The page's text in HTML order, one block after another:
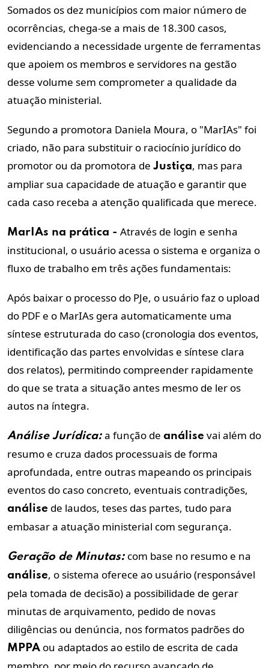
Somados os dez municípios com maior número de
ocorrências, chega-se a mais de 18.300 casos,
evidenciando a necessidade urgente de ferramentas
que apoiem os membros e servidores na gestão
desse volume sem comprometer a qualidade da
atuação ministerial.
Segundo a promotora Daniela Moura, o "MarIAs" foi
criado, não para substituir o raciocínio jurídico do
promotor ou da promotora de Justiça, mas para
ampliar sua capacidade de atuação e garantir que
cada caso receba a atenção qualificada que merece.
MarIAs na prática - Através de login e senha
institucional, o usuário acessa o sistema e organiza o
fluxo de trabalho em três ações fundamentais:
Após baixar o processo do PJe, o usuário faz o upload
do PDF e o MarIAs gera automaticamente uma
síntese estruturada do caso (cronologia dos eventos,
identificação das partes envolvidas e síntese clara
dos relatos), permitindo compreender rapidamente
do que se trata a situação antes mesmo de ler os
autos na íntegra.
AnáliseJurídica: a função de análise vai além do
resumo e cruza dados processuais de forma
aprofundada, entre outras mapeando os principais
eventos do caso concreto, eventuais contradições,
análise de laudos, teses das partes, tudo para
embasar a atuação ministerial com segurança.
Geração de Minutas: com base no resumo e na
análise, o sistema oferece ao usuário (responsável
pela tomada de decisão) a possibilidade de gerar
minutas de arquivamento, pedido de novas
diligências ou denúncia, nos formatos padrões do
MPPA ou adaptados ao estilo de escrita de cada